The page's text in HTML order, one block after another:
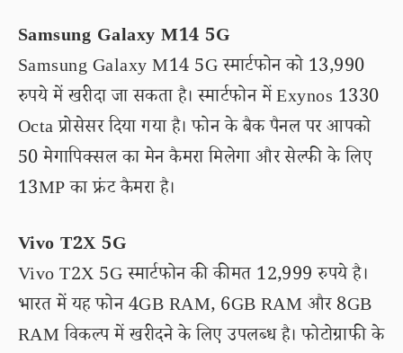
Samsung Galaxy M14 5G
Samsung Galaxy M14 5G स्मार्टफोन को 13,990
रुपये में खरीदा जा सकता है। स्मार्टफोन में Exynos 1330
Octa प्रोसेसर दिया गया है। फोन के बैक पैनल पर आपको
50 मेगापिक्सल का मेन कैमरा मिलेगा और सेल्फी के लिए
13MP का फ्रंट कैमरा है।
Vivo T2X 5G
Vivo T2X 5G स्मार्टफोन की कीमत 12,999 रुपये है।
भारत में यह फोन 4GB RAM, 6GB RAM और 8GB
RAM विकल्प में खरीदने के लिए उपलब्ध है। फोटोग्राफी के